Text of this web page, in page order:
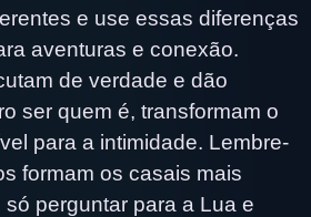
e use essas diferenças
aventuras e conexão.
de verdade e dão
ser quem é, transformam o
para a intimidade. Lembre-
formam os casais mais
perguntar para a Lua e